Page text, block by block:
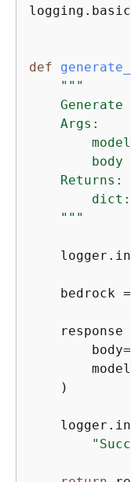
def
"""
Generate
    Args:
body
    Returns:
    """
bedrock
response
    )